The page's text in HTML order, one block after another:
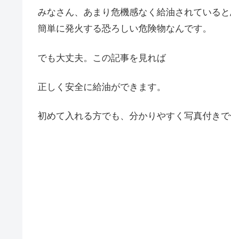
みなさん、あまり危機感なく給油されている
簡単に発火する恐ろしい危険物なんです。
でも大丈夫。この記事を見れば
正しく安全に給油ができます。
初めて入れる方でも、分かりやすく写真付きで